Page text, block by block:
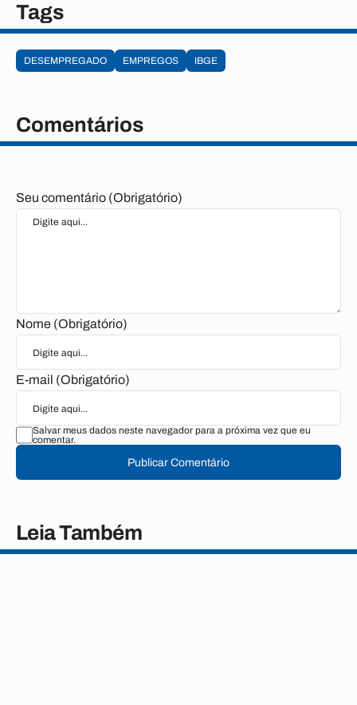
Tags
DESEMPREGADO EMPREGOS IBGE
Comentários
Seu comentário (Obrigatório)
Nome (Obrigatório)
E-mail (Obrigatório)
Salvar meus dados neste navegador para a próxima vez que eu
comentar.
Publicar Comentário
Leia Também